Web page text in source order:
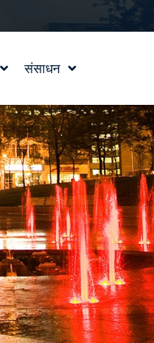
संसाधन
शिक्षा
ब्लॉग
समाचार में